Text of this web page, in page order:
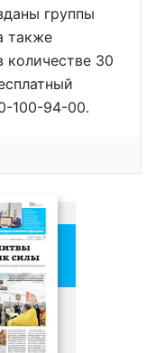
группы
также
количестве 30
100-94-00.